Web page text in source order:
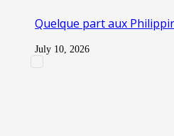
Quelque part aux
July 10, 2026